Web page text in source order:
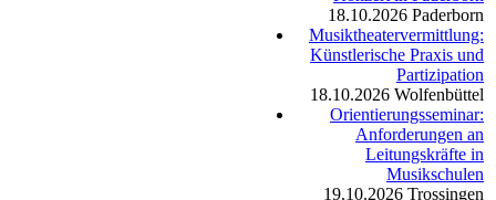
18.10.2026 Paderborn
Musiktheatervermittlung:
Künstlerische Praxis und
Partizipation
18.10.2026 Wolfenbüttel
Orientierungsseminar:
Anforderungen an
Leitungskräfte in
Musikschulen
19.10.2026 Trossingen